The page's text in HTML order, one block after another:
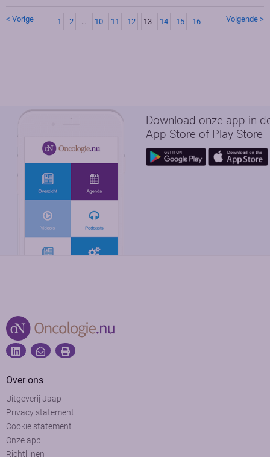
< Vorige 1 2 … 10 11 12 13 14 15 16 Volgende >
Download onze app in
App Store of Play Store
Over ons
Uitgeverij Jaap
Privacy statement
Cookie statement
Onze app
Richtlijnen